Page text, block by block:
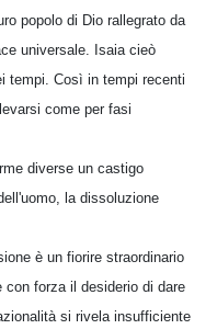
popolo di Dio rallegrato da
universale. Isaia cieò
tempi. Così in tempi recenti
come per fasi
diverse un castigo
la dissoluzione
è un fiorire straordinario
con forza il desiderio di dare
si rivela insufficiente